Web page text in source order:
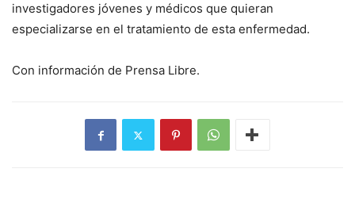
investigadores jóvenes y médicos que quieran
especializarse en el tratamiento de esta enfermedad.
Con información de Prensa Libre.